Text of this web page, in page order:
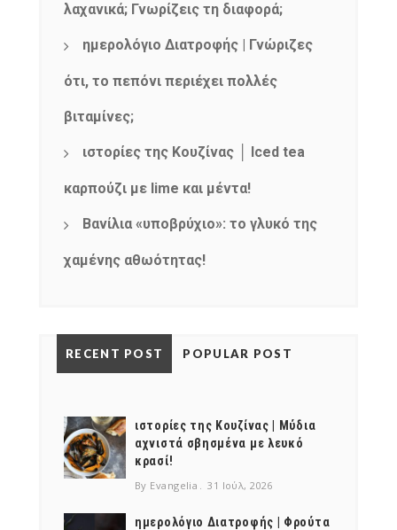
λαχανικά; Γνωρίζεις τη διαφορά;
ημερολόγιο Διατροφής | Γνώριζες
ότι, το πεπόνι περιέχει πολλές
βιταμίνες;
ιστορίες της Κουζίνας │ Iced tea
καρπούζι με lime και μέντα!
Βανίλια «υποβρύχιο»: το γλυκό της
χαμένης αθωότητας!
RECENT POST POPULAR POST
ιστορίες της Κουζίνας | Μύδια
αχνιστά σβησμένα με λευκό
κρασί!
By Evangelia 31 Ιούλ, 2026
ημερολόγιο Διατροφής | Φρούτα